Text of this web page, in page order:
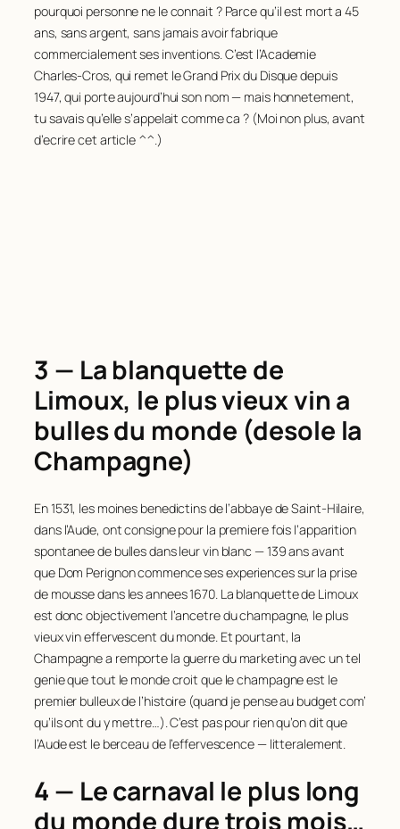
pourquoi personne ne le connait ? Parce qu’il est mort a 45
ans, sans argent, sans jamais avoir fabrique
commercialement ses inventions. C’est l’Academie
Charles-Cros, qui remet le Grand Prix du Disque depuis
1947, qui porte aujourd’hui son nom — mais honnetement,
tu savais qu’elle s’appelait comme ca ? (Moi non plus, avant
d’ecrire cet article ^^.)
3 — La blanquette de
Limoux, le plus vieux vin a
bulles du monde (desole la
Champagne)
En 1531, les moines benedictins de l’abbaye de Saint-Hilaire,
dans l’Aude, ont consigne pour la premiere fois l’apparition
spontanee de bulles dans leur vin blanc — 139 ans avant
que Dom Perignon commence ses experiences sur la prise
de mousse dans les annees 1670. La blanquette de Limoux
est donc objectivement l’ancetre du champagne, le plus
vieux vin effervescent du monde. Et pourtant, la
Champagne a remporte la guerre du marketing avec un tel
genie que tout le monde croit que le champagne est le
premier bulleux de l’histoire (quand je pense au budget com’
qu’ils ont du y mettre…). C’est pas pour rien qu’on dit que
l’Aude est le berceau de l’effervescence — litteralement.
4 — Le carnaval le plus long
du monde dure trois mois…